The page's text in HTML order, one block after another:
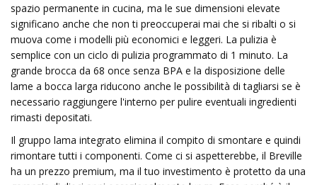
spazio permanente in cucina, ma le sue dimensioni elevate
significano anche che non ti preoccuperai mai che si ribalti o si
muova come i modelli più economici e leggeri. La pulizia è
semplice con un ciclo di pulizia programmato di 1 minuto. La
grande brocca da 68 once senza BPA e la disposizione delle
lame a bocca larga riducono anche le possibilità di tagliarsi se è
necessario raggiungere l'interno per pulire eventuali ingredienti
rimasti depositati.
Il gruppo lama integrato elimina il compito di smontare e quindi
rimontare tutti i componenti. Come ci si aspetterebbe, il Breville
ha un prezzo premium, ma il tuo investimento è protetto da una